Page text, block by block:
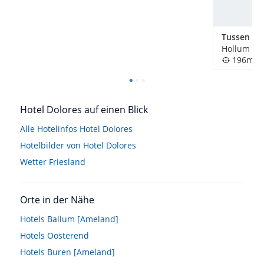
Tussen
Hollum
196m
Hotel Dolores auf einen Blick
Alle Hotelinfos Hotel Dolores
Hotelbilder von Hotel Dolores
Wetter Friesland
Orte in der Nähe
Hotels Ballum [Ameland]
Hotels Oosterend
Hotels Buren [Ameland]